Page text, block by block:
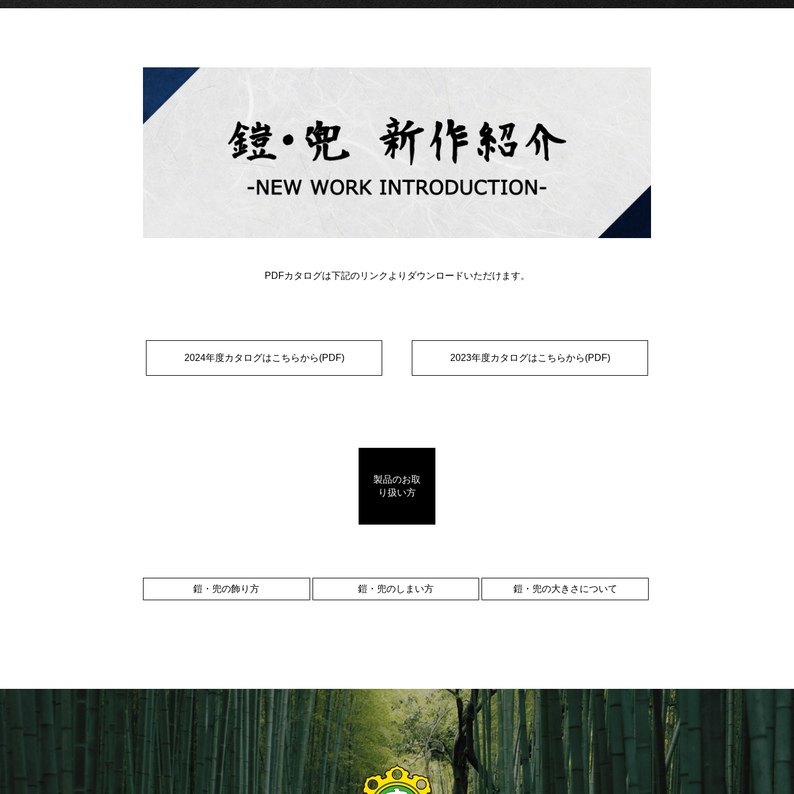
PDFカタログは下記のリンクよりダウンロードいただけます。
2024年度カタログはこちらから(PDF) 2023年度カタログはこちらから(PDF)
製品のお取
り扱い方
鎧・兜の飾り方 鎧・兜のしまい方 鎧・兜の大きさについて